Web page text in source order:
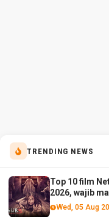
TRENDING NEWS
Top 10 film
2026, wajib
Wed, 05 Aug